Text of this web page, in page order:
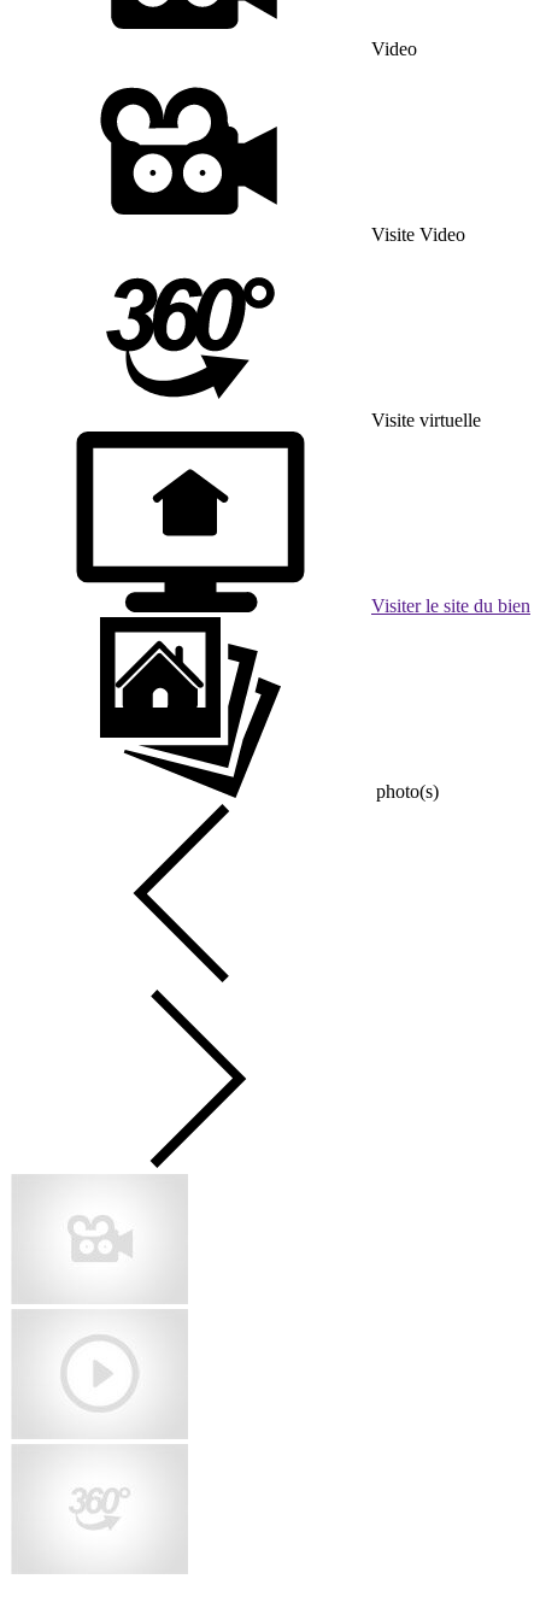
Video
Visite Video
Visite virtuelle
Visiter le site du bien
photo(s)